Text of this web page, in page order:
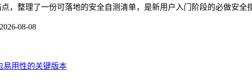
，整理了一份可落地的安全自测清单，是新用户入门阶段的必做安
2026-08-08